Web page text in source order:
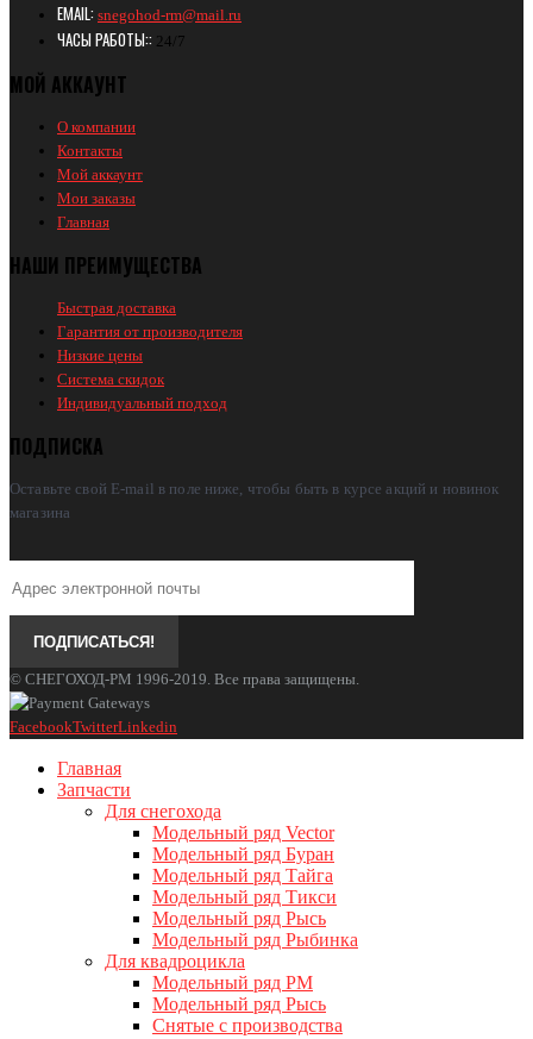
EMAIL: snegohod-rm@mail.ru
ЧАСЫ РАБОТЫ:: 24/7
МОЙ АККАУНТ
О компании
Контакты
Мой аккаунт
Мои заказы
Главная
НАШИ ПРЕИМУЩЕСТВА
Быстрая доставка
Гарантия от производителя
Низкие цены
Система скидок
Индивидуальный подход
ПОДПИСКА
Оставьте свой E-mail в поле ниже, чтобы быть в курсе акций и новинок
магазина
© СНЕГОХОД-РМ 1996-2019. Все права защищены.
FacebookTwitterLinkedin
Главная
Запчасти
Для снегохода
Модельный ряд Vector
Модельный ряд Буран
Модельный ряд Тайга
Модельный ряд Тикси
Модельный ряд Рысь
Модельный ряд Рыбинка
Для квадроцикла
Модельный ряд РМ
Модельный ряд Рысь
Снятые с производства